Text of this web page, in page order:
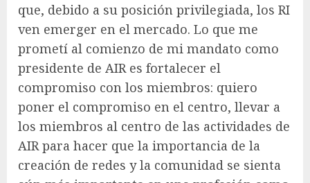
que, debido a su posición privilegiada, los RI
ven emerger en el mercado. Lo que me
prometí al comienzo de mi mandato como
presidente de AIR es fortalecer el
compromiso con los miembros: quiero
poner el compromiso en el centro, llevar a
los miembros al centro de las actividades de
AIR para hacer que la importancia de la
creación de redes y la comunidad se sienta